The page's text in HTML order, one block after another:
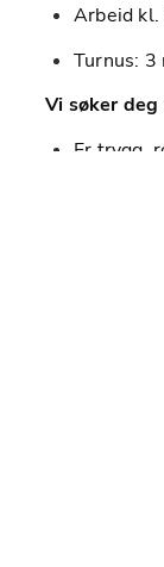
Arbeid
Turnus: 3
Vi søker deg
Er trygg,